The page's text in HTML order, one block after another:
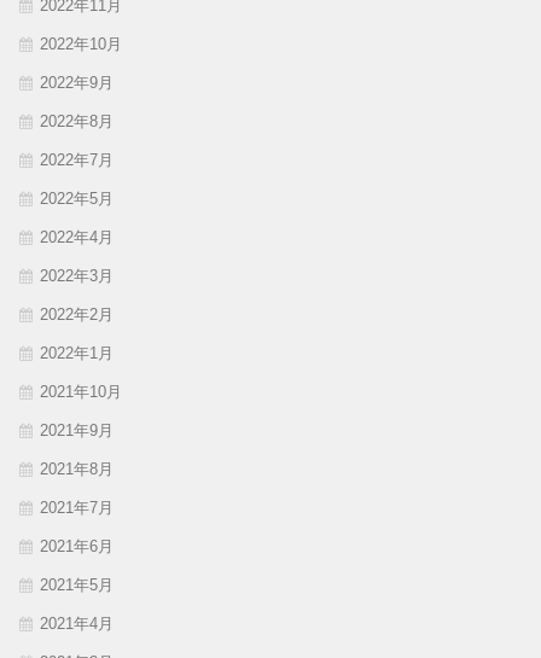
2022年11月
2022年10月
2022年9月
2022年8月
2022年7月
2022年5月
2022年4月
2022年3月
2022年2月
2022年1月
2021年10月
2021年9月
2021年8月
2021年7月
2021年6月
2021年5月
2021年4月